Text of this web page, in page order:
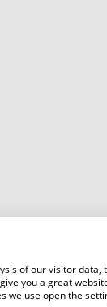
of our visitor data,
you a great
we use open the